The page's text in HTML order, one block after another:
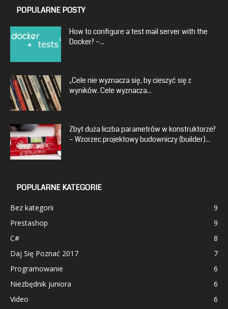
POPULARNE POSTY
How to configure a test mail server with the
Docker? –...
„Cele nie wyznacza się, by cieszyć się z
wyników. Cele wyznacza...
Zbyt duża liczba parametrów w konstruktorze?
– Wzorzec projektowy budowniczy (builder)...
POPULARNE KATEGORIE
Bez kategorii
9
Prestashop
9
C#
8
Daj Się Poznać 2017
7
Programowanie
6
Niezbędnik juniora
6
Video
6